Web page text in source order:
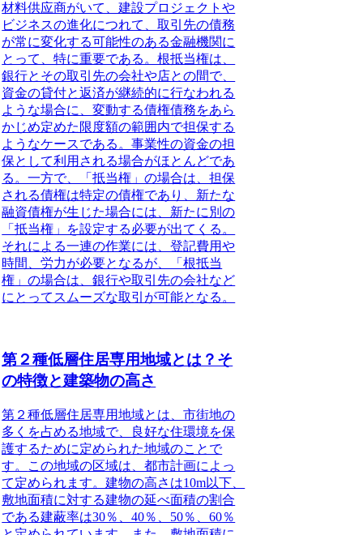
材料供应商がいて、建設プロジェクトや
ビジネスの進化につれて、取引先の債務
が常に変化する可能性のある金融機関に
とって、特に重要である。根抵当権は、
銀行とその取引先の会社や店との間で、
資金の貸付と返済が継続的に行なわれる
ような場合に、変動する債権債務をあら
かじめ定めた限度額の範囲内で担保する
ようなケースである。事業性の資金の担
保として利用される場合がほとんどであ
る。一方で、「抵当権」の場合は、担保
される債権は特定の債権であり、新たな
融資債権が生じた場合には、新たに別の
「抵当権」を設定する必要が出てくる。
それによる一連の作業には、登記費用や
時間、労力が必要となるが、「根抵当
権」の場合は、銀行や取引先の会社など
にとってスムーズな取引が可能となる。
第２種低層住居専用地域とは？そ
の特徴と建築物の高さ
第２種低層住居専用地域とは、市街地の
多くを占める地域で、良好な住環境を保
護するために定められた地域のことで
す。
この地域の区域は、都市計画によっ
て定められます。建物の高さは10m以下、
敷地面積に対する建物の延べ面積の割合
である建蔽率は30％、40％、50％、60％